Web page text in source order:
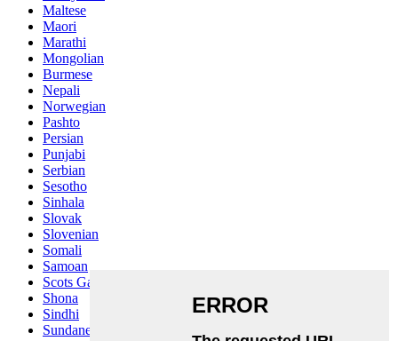
Maltese
Maori
Marathi
Mongolian
Burmese
Nepali
Norwegian
Pashto
Persian
Punjabi
Serbian
Sesotho
Sinhala
Slovak
Slovenian
Somali
Samoan
Scots Gaelic
Shona
Sindhi
Sundanese